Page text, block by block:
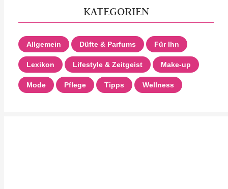
KATEGORIEN
Allgemein Düfte & Parfums Für Ihn
Lexikon Lifestyle & Zeitgeist Make-up
Mode Pflege Tipps Wellness